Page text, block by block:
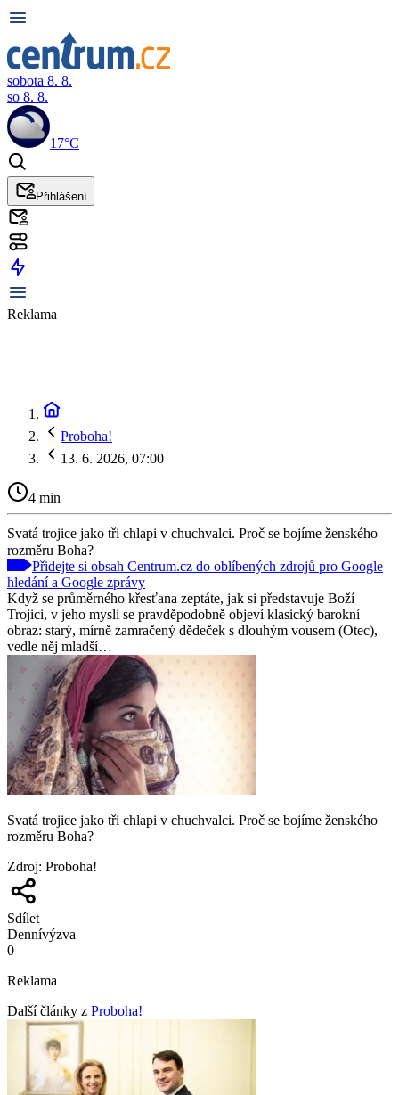
sobota 8. 8.
so 8. 8.
17°C
Přihlášení
Reklama
Proboha!
13. 6. 2026, 07:00
4 min
Svatá trojice jako tři chlapi v chuchvalci. Proč se bojíme ženského
rozměru Boha?
Přidejte si obsah Centrum.cz do oblíbených zdrojů pro Google
hledání a Google zprávy
Když se průměrného křesťana zeptáte, jak si představuje Boží
Trojici, v jeho mysli se pravděpodobně objeví klasický barokní
obraz: starý, mírně zamračený dědeček s dlouhým vousem (Otec),
vedle něj mladší…
Svatá trojice jako tři chlapi v chuchvalci. Proč se bojíme ženského
rozměru Boha?
Zdroj: Proboha!
Sdílet
Dennívýzva
0
Reklama
Další články z Proboha!